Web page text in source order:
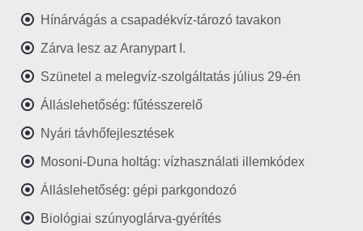
Hínárvágás a csapadékvíz-tározó tavakon
Zárva lesz az Aranypart I.
Szünetel a melegvíz-szolgáltatás július 29-én
Álláslehetőség: fűtésszerelő
Nyári távhőfejlesztések
Mosoni-Duna holtág: vízhasználati illemkódex
Álláslehetőség: gépi parkgondozó
Biológiai szúnyoglárva-gyérítés